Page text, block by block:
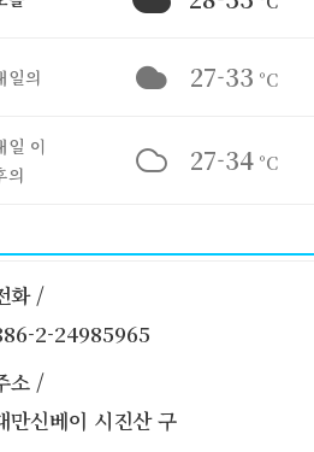
일의 27-33 °C
일 이
의
27-34 °C
화 /
2-24985965
소 /
만신베이 시진산 구